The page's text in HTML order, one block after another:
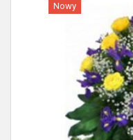
Nowy